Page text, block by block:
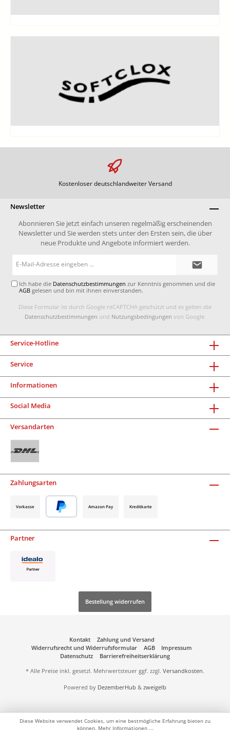
Kostenloser deutschlandweiter Versand
Newsletter
Abonnieren Sie jetzt einfach unseren regelmäßig erscheinenden
Newsletter und Sie werden stets unter den Ersten sein, die über
neue Produkte und Angebote informiert werden.
Ich habe die Datenschutzbestimmungen zur Kenntnis genommen und die
AGB gelesen und bin mit ihnen einverstanden.
Diese Formular ist durch Google reCAPTCHA geschützt und es gelten die
Datenschutzbestimmungen und Nutzungsbedingungen von Google.
Service-Hotline
Service
Informationen
Social Media
Versandarten
Zahlungsarten
Vorkasse Amazon Pay Kreditkarte
Partner
Bestellung widerrufen
Kontakt
Zahlung und Versand
Widerrufsrecht und Widerrufsformular
AGB
Impressum
Datenschutz
Barrierefreiheitserklärung
* Alle Preise inkl. gesetzl. Mehrwertsteuer ggf. zzgl. Versandkosten.
Powered by DezemberHub & zweigelb
Diese Website verwendet Cookies, um eine bestmögliche Erfahrung bieten zu
können. Mehr Informationen ...